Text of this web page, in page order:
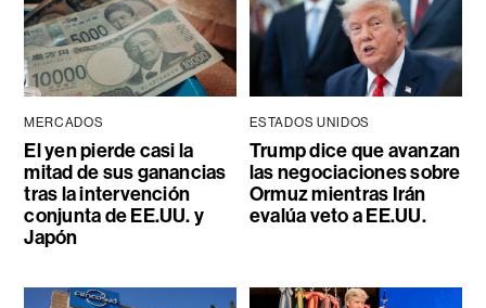
MERCADOS
El yen pierde casi la
mitad de sus ganancias
tras la intervención
conjunta de EE.UU. y
Japón
ESTADOS UNIDOS
Trump dice que avanzan
las negociaciones sobre
Ormuz mientras Irán
evalúa veto a EE.UU.